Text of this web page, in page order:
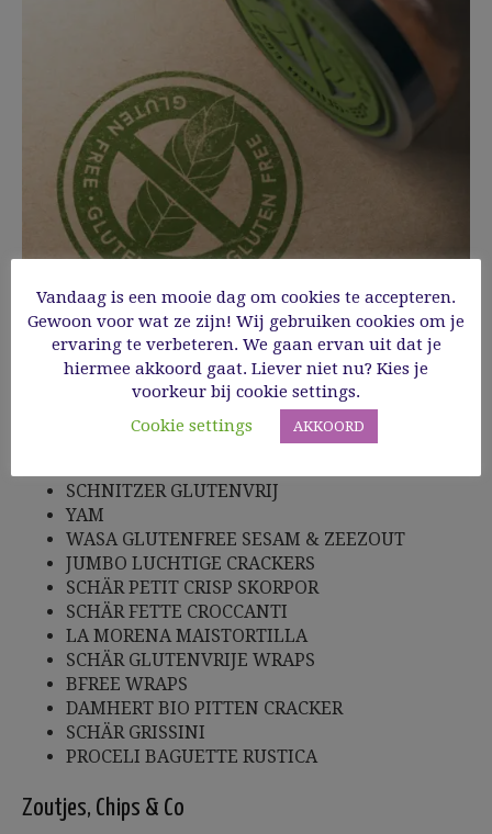
Brood, crackers, tortilla’s …
EQUIFORM BROOD
BFREE PITA BROODJES
SCHNITZER GLUTENVRIJ
YAM
WASA GLUTENFREE SESAM & ZEEZOUT
JUMBO LUCHTIGE CRACKERS
SCHÄR PETIT CRISP SKORPOR
SCHÄR FETTE CROCCANTI
LA MORENA MAISTORTILLA
SCHÄR GLUTENVRIJE WRAPS
BFREE WRAPS
DAMHERT BIO PITTEN CRACKER
SCHÄR GRISSINI
PROCELI BAGUETTE RUSTICA
Zoutjes, Chips & Co
Vandaag is een mooie dag om cookies te accepteren.
Gewoon voor wat ze zijn! Wij gebruiken cookies om je
ervaring te verbeteren. We gaan ervan uit dat je
hiermee akkoord gaat. Liever niet nu? Kies je
voorkeur bij cookie settings.
Cookie settings
AKKOORD